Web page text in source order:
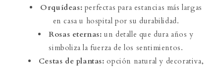
Orquídeas: perfectas para estancias más largas
en casa u hospital por su durabilidad.
Rosas eternas: un detalle que dura años y
simboliza la fuerza de los sentimientos.
Cestas de plantas: opción natural y decorativa,